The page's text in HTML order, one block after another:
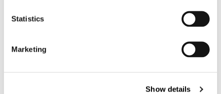
Statistics
Marketing
Show details